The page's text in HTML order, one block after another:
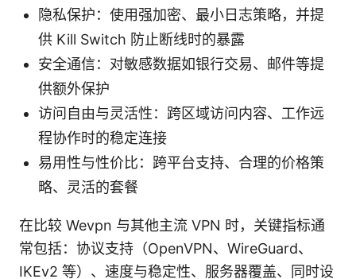
隐私保护：使用强加密、最小日志策略，并提
供 Kill Switch 防止断线时的暴露
安全通信：对敏感数据如银行交易、邮件等提
供额外保护
访问自由与灵活性：跨区域访问内容、工作远
程协作时的稳定连接
易用性与性价比：跨平台支持、合理的价格策
略、灵活的套餐
在比较 Wevpn 与其他主流 VPN 时，关键指标通
常包括：协议支持（OpenVPN、WireGuard、
IKEv2 等）、速度与稳定性、服务器覆盖、同时设